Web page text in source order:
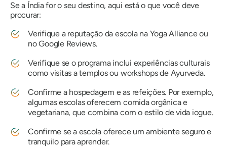
Se a Índia for o seu destino, aqui está o que você deve
procurar:
Verifique a reputação da escola na Yoga Alliance ou
no Google Reviews.
Verifique se o programa inclui experiências culturais
como visitas a templos ou workshops de Ayurveda.
Confirme a hospedagem e as refeições. Por exemplo,
algumas escolas oferecem comida orgânica e
vegetariana, que combina com o estilo de vida iogue.
Confirme se a escola oferece um ambiente seguro e
tranquilo para aprender.